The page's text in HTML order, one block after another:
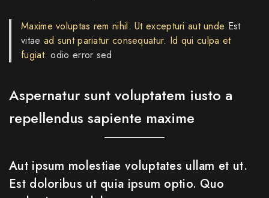
Maxime voluptas rem nihil. Ut excepturi aut unde Est
vitae ad sunt pariatur consequatur. Id qui culpa et
fugiat. odio error sed
Aspernatur sunt voluptatem iusto a
repellendus sapiente maxime
Aut ipsum molestiae voluptates ullam et ut.
Est doloribus ut quia ipsum optio. Quo